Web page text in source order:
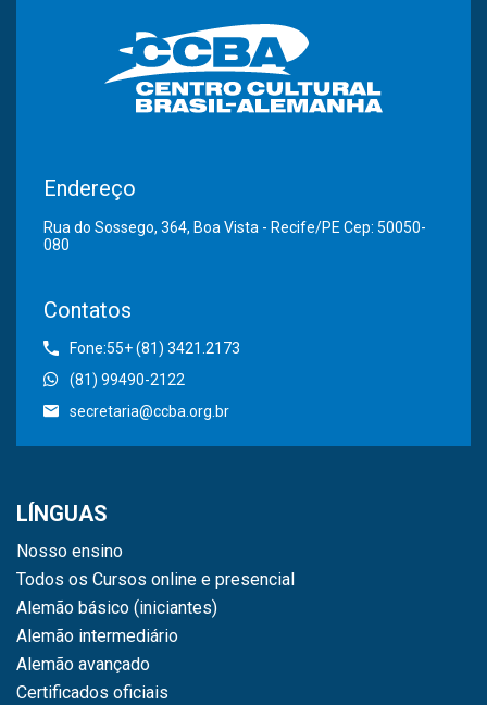
Endereço
Rua do Sossego, 364, Boa Vista - Recife/PE Cep: 50050-
080
Contatos
Fone:55+ (81) 3421.2173
(81) 99490-2122
secretaria@ccba.org.br
LÍNGUAS
Nosso ensino
Todos os Cursos online e presencial
Alemão básico (iniciantes)
Alemão intermediário
Alemão avançado
Certificados oficiais